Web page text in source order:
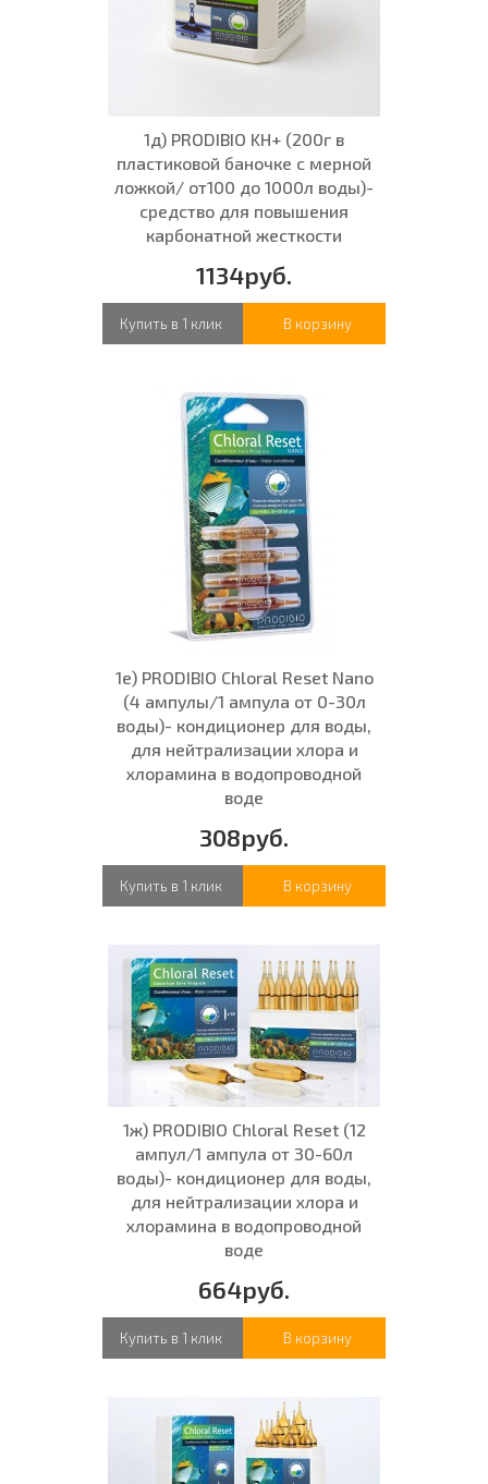
1д) PRODIBIO KH+ (200г в
пластиковой баночке с мерной
ложкой/ от100 до 1000л воды)-
средство для повышения
карбонатной жесткости
1134руб.
Купить в 1 клик В корзину
1е) PRODIBIO Chloral Reset Nano
(4 ампулы/1 ампула от 0-30л
воды)- кондиционер для воды,
для нейтрализации хлора и
хлорамина в водопроводной
воде
308руб.
Купить в 1 клик В корзину
1ж) PRODIBIO Chloral Reset (12
ампул/1 ампула от 30-60л
воды)- кондиционер для воды,
для нейтрализации хлора и
хлорамина в водопроводной
воде
664руб.
Купить в 1 клик В корзину